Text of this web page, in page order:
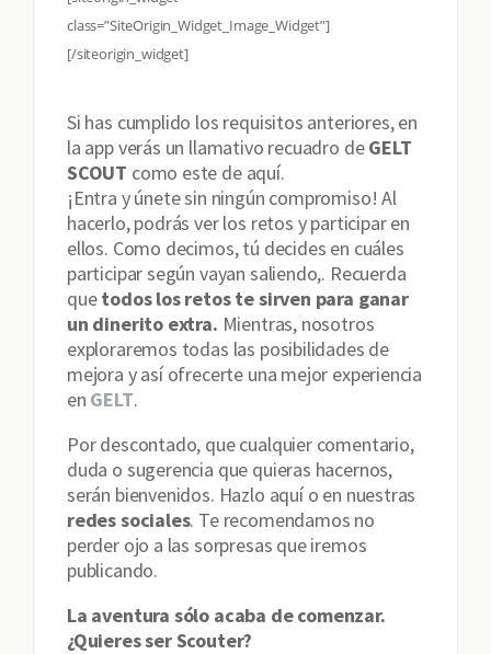
class=”SiteOrigin_Widget_Image_Widget”]
[/siteorigin_widget]
Si has cumplido los requisitos anteriores, en
la app verás un llamativo recuadro deGELT
SCOUT como este de aquí.
¡Entra y únete sin ningún compromiso! Al
hacerlo, podrás ver los retos y participar en
ellos. Como decimos, tú decides en cuáles
participar según vayan saliendo,. Recuerda
quetodos los retos te sirven para ganar
un dinerito extra. Mientras, nosotros
exploraremos todas las posibilidades de
mejora y así ofrecerte una mejor experiencia
en GELT.
Por descontado, que cualquier comentario,
duda o sugerencia que quieras hacernos,
serán bienvenidos. Hazlo aquí o en nuestras
redes sociales. Te recomendamos no
perder ojo a las sorpresas que iremos
publicando.
La aventura sólo acaba de comenzar.
¿Quieres ser Scouter?